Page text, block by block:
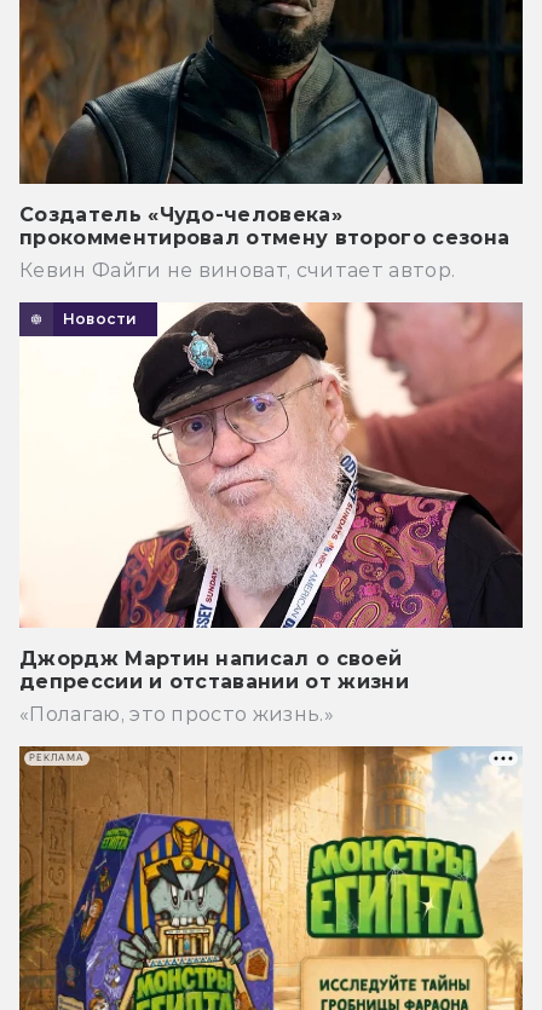
Создатель «Чудо-человека»
прокомментировал отмену второго сезона
Кевин Файги не виноват, считает автор.
Новости
Джордж Мартин написал о своей
депрессии и отставании от жизни
«Полагаю, это просто жизнь.»
РЕКЛАМА